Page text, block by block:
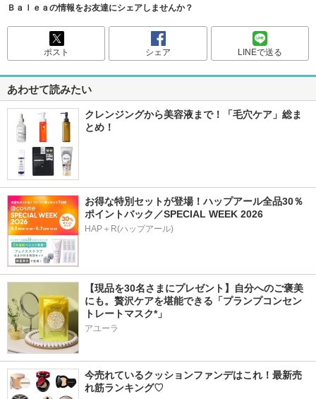
Ｂａｌｅａの情報をお友達にシェアしませんか？
ポスト シェア LINEで送る
あわせて読みたい
クレンジングから美容液まで！「毛穴ケア」総ま
とめ！
お得な特別セットが登場！ハップアール全品30％
ポイントバック／SPECIAL WEEK 2026
HAP＋R(ハップアール)
【現品を30名さまにプレゼント】自分へのご褒美
にも。贅沢ケアを堪能できる「プランプコンセン
トレートマスク*」
アユーラ
今売れているクッションファンデはこれ！最新売
れ筋ランキング♡